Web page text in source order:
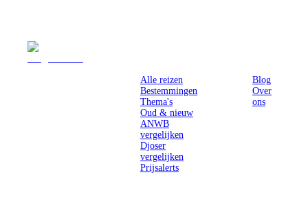
Alle reizen
Bestemmingen
Thema's
Oud & nieuw
ANWB
vergelijken
Djoser
vergelijken
Prijsalerts
Blog
Over
ons